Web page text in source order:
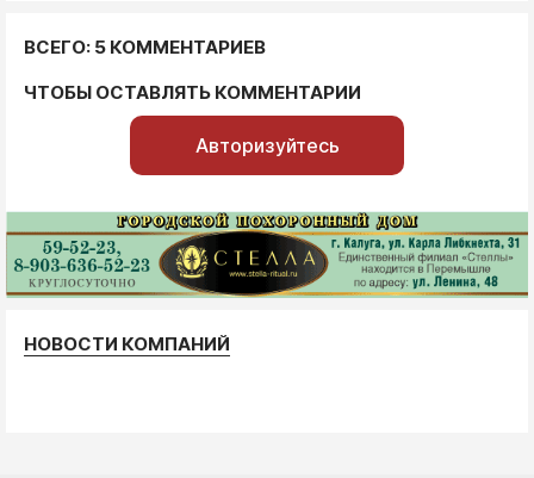
ВСЕГО: 5 КОММЕНТАРИЕВ
ЧТОБЫ ОСТАВЛЯТЬ КОММЕНТАРИИ
Авторизуйтесь
НОВОСТИ КОМПАНИЙ